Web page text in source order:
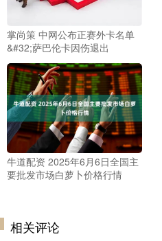
掌尚策 中网公布正赛外卡名单
&#32;萨巴伦卡因伤退出
牛道配资 2025年6月6日全国主
要批发市场白萝卜价格行情
相关评论